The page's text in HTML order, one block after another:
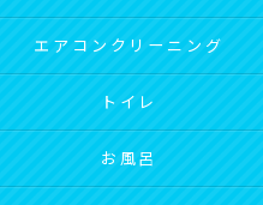
エアコンクリーニング
トイレ
お風呂